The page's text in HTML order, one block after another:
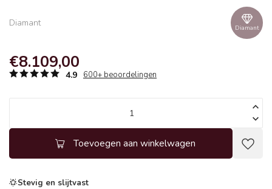
Diamant Diamant
€8.109,00
4.9 600+ beoordelingen
Toevoegen aan winkelwagen
Stevig en slijtvast